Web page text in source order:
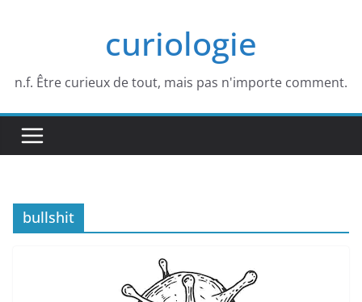
curiologie
n.f. Être curieux de tout, mais pas n'importe comment.
bullshit